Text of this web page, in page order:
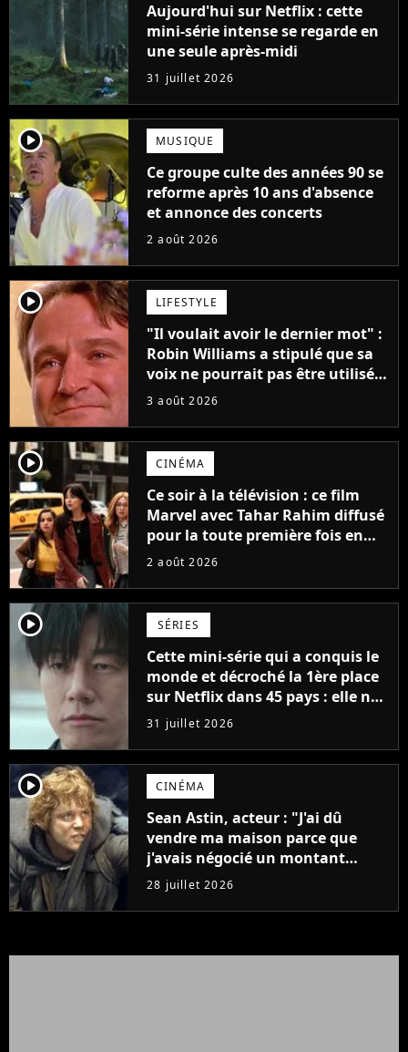
Aujourd'hui sur Netflix : cette
mini-série intense se regarde en
une seule après-midi
31 juillet 2026
player2 MUSIQUE
Ce groupe culte des années 90 se
reforme après 10 ans d'absence
et annonce des concerts
2 août 2026
player2 LIFESTYLE
"Il voulait avoir le dernier mot" :
Robin Williams a stipulé que sa
voix ne pourrait pas être utilisée
avant 2039, pourtant Disney
inédits
3 août 2026
player2 CINÉMA
Ce soir à la télévision : ce film
Marvel avec Tahar Rahim diffusé
pour la toute première fois en
France
2 août 2026
player2 SÉRIES
Cette mini-série qui a conquis le
monde et décroché la 1ère place
sur Netflix dans 45 pays : elle ne
compte que 10 épisodes et c'est
un phénomène mondial
31 juillet 2026
player2 CINÉMA
Sean Astin, acteur : "J'ai dû
vendre ma maison parce que
j'avais négocié un montant
beaucoup trop bas pour Le
Seigneur des anneaux"
28 juillet 2026